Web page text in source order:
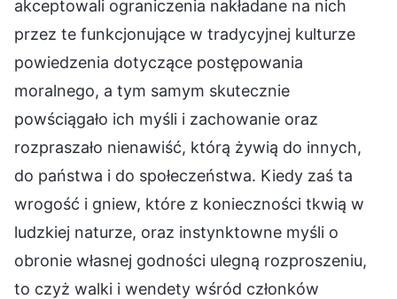
akceptowali ograniczenia nakładane na nich
przez te funkcjonujące w tradycyjnej kulturze
powiedzenia dotyczące postępowania
moralnego, a tym samym skutecznie
powściągało ich myśli i zachowanie oraz
rozpraszało nienawiść, którą żywią do innych,
do państwa i do społeczeństwa. Kiedy zaś ta
wrogość i gniew, które z konieczności tkwią w
ludzkiej naturze, oraz instynktowne myśli o
obronie własnej godności ulegną rozproszeniu,
to czyż walki i wendety wśród członków